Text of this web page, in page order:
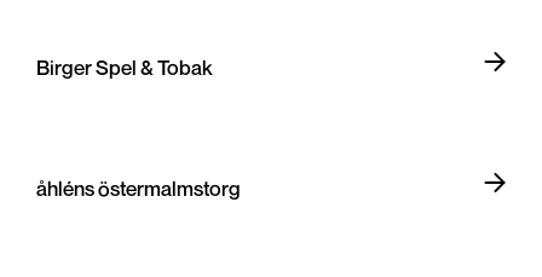
Birger Spel & Tobak
åhléns östermalmstorg